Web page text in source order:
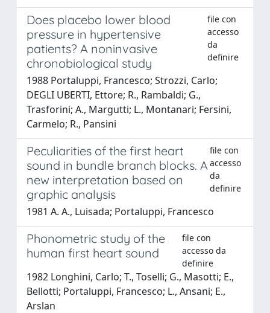
Does placebo lower blood
pressure in hypertensive
patients? A noninvasive
chronobiological study
file con
accesso
da
definire
1988 Portaluppi, Francesco; Strozzi, Carlo;
DEGLI UBERTI, Ettore; R., Rambaldi; G.,
Trasforini; A., Margutti; L., Montanari; Fersini,
Carmelo; R., Pansini
Peculiarities of the first heart
sound in bundle branch blocks. A
new interpretation based on
graphic analysis
file con
accesso
da
definire
1981 A. A., Luisada; Portaluppi, Francesco
Phonometric study of the
human first heart sound
file con
accesso da
definire
1982 Longhini, Carlo; T., Toselli; G., Masotti; E.,
Bellotti; Portaluppi, Francesco; L., Ansani; E.,
Arslan